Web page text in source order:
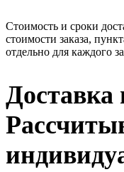
Стоимость и сроки
стоимости заказа,
отдельно для каждого
Доставка